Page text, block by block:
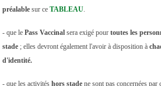
préalable sur ce TABLEAU
- que le Pass Vaccinal sera exigé pour toutes les
stade ; elles devront également l'avoir à disposition à
d'identité.
- que les activités hors stade ne sont pas concernées par